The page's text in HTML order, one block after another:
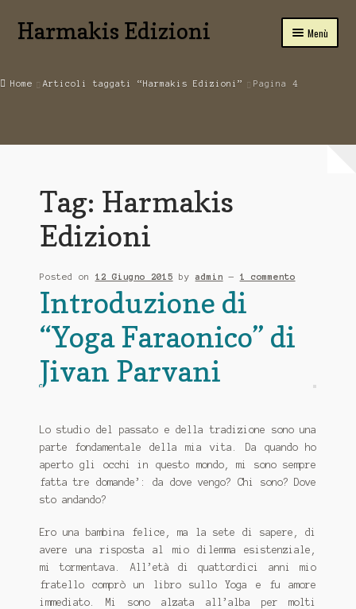
Vai
Vai
Harmakis Edizioni Menù
Chi Siamo
Servizi
Tariffe
PUBBLICA CON NOI
CONTATTI
Distribuzione
IL VANGELO DI FILIPPO
EMILIA ROMAGNA-MARCHE-ABRUZZO
FASTBOOK
IL GIARDINO DEI LIBRI
Home Articoli taggati “Harmakis Edizioni” Pagina 4
Tag: Harmakis
Edizioni
Posted on 12 Giugno 2015 by admin — 1 commento
Introduzione di
“Yoga Faraonico” di
Jivan Parvani
Lo studio del passato e della tradizione sono una
parte fondamentale della mia vita. Da quando ho
aperto gli occhi in questo mondo, mi sono sempre
fatta tre domande’: da dove vengo? Chi sono? Dove
sto andando?
Ero una bambina felice, ma la sete di sapere, di
avere una risposta al mio dilemma esistenziale,
mi tormentava. All’età di quattordici anni mio
fratello comprò un libro sullo Yoga e fu amore
immediato. Mi sono alzata all’alba per molti